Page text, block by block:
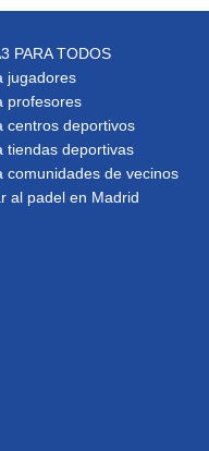
PARA TODOS
jugadores
profesores
centros deportivos
tiendas deportivas
comunidades de vecinos
al padel en Madrid